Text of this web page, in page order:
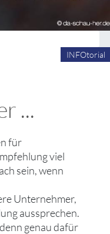
INFOtorial
...
für
viel
sein, wenn
Unternehmer,
aussprechen.
genau dafür